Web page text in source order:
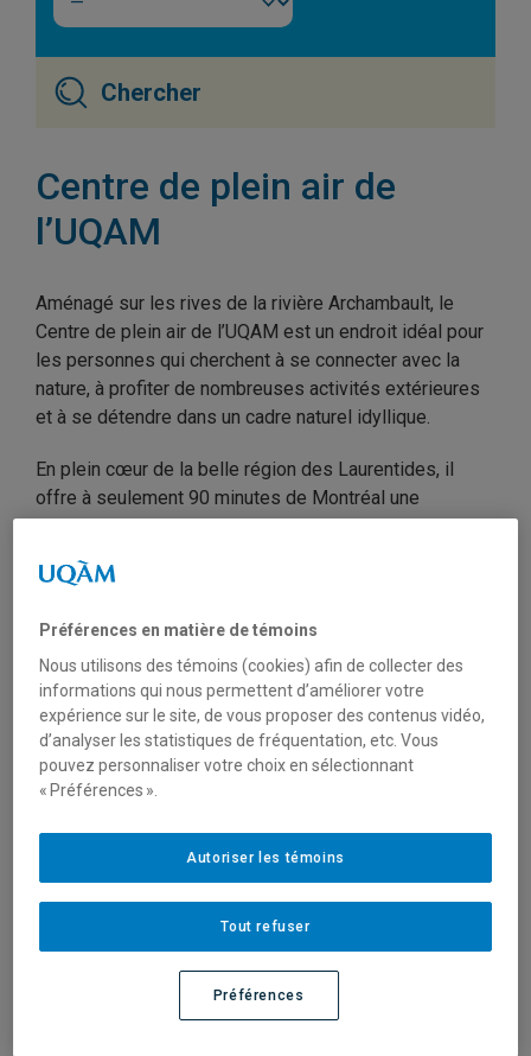
Centre de plein air de
l’UQAM
Aménagé sur les rives de la rivière Archambault, le
Centre de plein air de l’UQAM est un endroit idéal pour
les personnes qui cherchent à se connecter avec la
nature, à profiter de nombreuses activités extérieures
et à se détendre dans un cadre naturel idyllique.
En plein cœur de la belle région des Laurentides, il
offre à seulement 90 minutes de Montréal une
expérience en pleine nature avec ses hébergements en
chalets, pouvant accueillir jusqu’à 20 personnes et ses
nombreux espaces de camping. De nombreuses
hiver, pour les petits et les grands.
Le Centre de plein air de l’UQAM accueille toutes les
personnes amoureuses de la nature : qu’elles soient ou
non membre de la grande communauté Uqamienne.
Tout le monde peut y séjourner une journée, une
Les personnes étudiantes et employées de l’UQAM
bénéficient néanmoins de rabais sur les locations.
Informations complémentaires:
Nous vous rappelons queles animaux de
compagnie sont interdits dans les chalets, les
Préférences en matière de témoins
Nous utilisons des témoins (cookies) afin de collecter des
informations qui nous permettent d’améliorer votre
expérience sur le site, de vous proposer des contenus vidéo,
d’analyser les statistiques de fréquentation, etc. Vous
pouvez personnaliser votre choix en sélectionnant
« Préférences ».
Tout refuser
Autoriser les témoins
Préférences